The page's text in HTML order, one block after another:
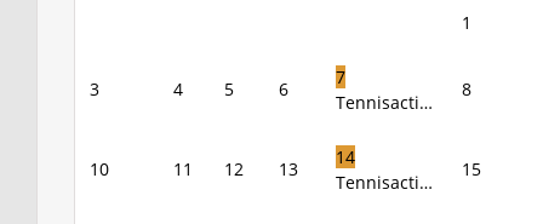
1
3 4 5 6
7
Tennisacti…
8
10 11 12 13
14
Tennisacti…
15